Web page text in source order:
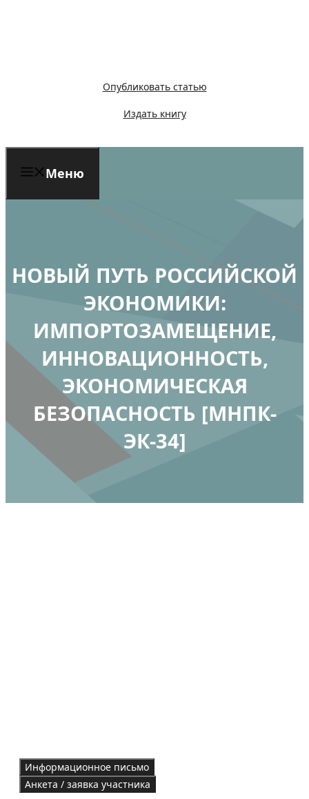
Опубликовать статью
Издать книгу
Меню
НОВЫЙ ПУТЬ РОССИЙСКОЙ
ЭКОНОМИКИ:
ИМПОРТОЗАМЕЩЕНИЕ,
ИННОВАЦИОННОСТЬ,
ЭКОНОМИЧЕСКАЯ
БЕЗОПАСНОСТЬ [МНПК-
ЭК-34]
Информационное письмо
Анкета / заявка участника